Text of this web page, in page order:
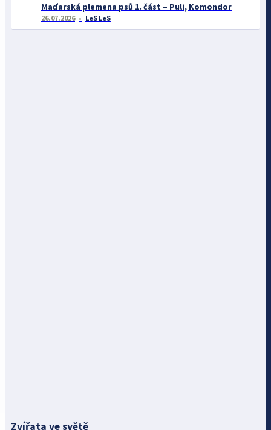
Maďarská plemena psů 1. část – Puli, Komondor
26.07.2026 LeS LeS
Zvířata ve světě